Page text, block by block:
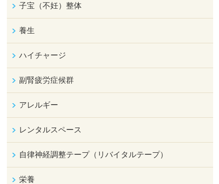
子宝（不妊）整体
養生
ハイチャージ
副腎疲労症候群
アレルギー
レンタルスペース
自律神経調整テープ（リバイタルテープ）
栄養